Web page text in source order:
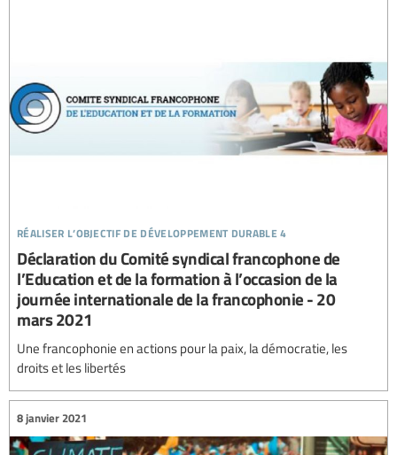
réaliser l’objectif de développement durable 4
Déclaration du Comité syndical francophone de
l’Education et de la formation à l’occasion de la
journée internationale de la francophonie - 20
mars 2021
Une francophonie en actions pour la paix, la démocratie, les
droits et les libertés
8 janvier 2021